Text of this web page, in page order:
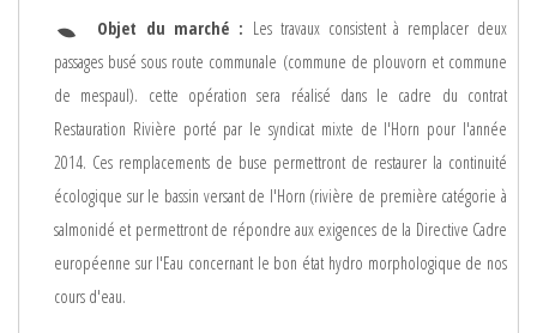
Objet du marché : Les travaux consistent à remplacer deux
passages busé sous route communale (commune de plouvorn et commune
de mespaul). cette opération sera réalisé dans le cadre du contrat
Restauration Rivière porté par le syndicat mixte de l'Horn pour l'année
2014. Ces remplacements de buse permettront de restaurer la continuité
écologique sur le bassin versant de l'Horn (rivière de première catégorie à
salmonidé et permettront de répondre aux exigences de la Directive Cadre
européenne sur l'Eau concernant le bon état hydro morphologique de nos
cours d'eau.